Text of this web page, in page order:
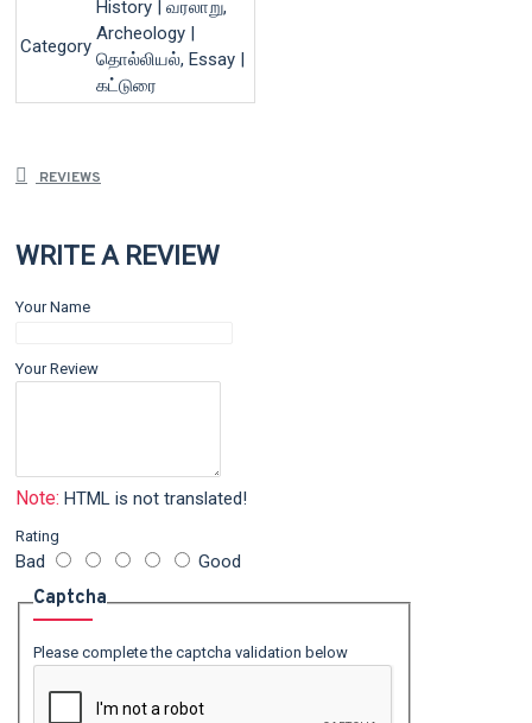
Category
History | வரலாறு,
Archeology |
தொல்லியல், Essay |
கட்டுரை
REVIEWS
WRITE A REVIEW
Your Name
Your Review
Note: HTML is not translated!
Rating
Bad Good
Captcha
Please complete the captcha validation below